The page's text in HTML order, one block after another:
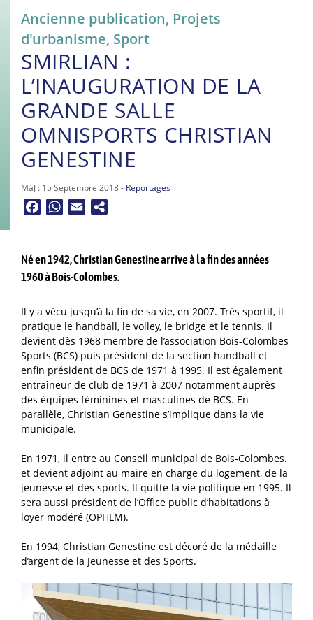
Ancienne publication, Projets
d'urbanisme, Sport
SMIRLIAN :
L’INAUGURATION DE LA
GRANDE SALLE
OMNISPORTS CHRISTIAN
GENESTINE
MàJ : 15 Septembre 2018 - Reportages
FacebookWhatsApp
Email
Né en 1942, Christian Genestine arrive à la fin des années
1960 à Bois-Colombes.
Il y a vécu jusqu’à la fin de sa vie, en 2007. Très sportif, il
pratique le handball, le volley, le bridge et le tennis. Il
devient dès 1968 membre de l’association Bois-Colombes
Sports (BCS) puis président de la section handball et
enfin président de BCS de 1971 à 1995. Il est également
entraîneur de club de 1971 à 2007 notamment auprès
des équipes féminines et masculines de BCS. En
parallèle, Christian Genestine s’implique dans la vie
municipale.
En 1971, il entre au Conseil municipal de Bois-Colombes.
et devient adjoint au maire en charge du logement, de la
jeunesse et des sports. Il quitte la vie politique en 1995. Il
sera aussi président de l’Office public d’habitations à
loyer modéré (OPHLM).
En 1994, Christian Genestine est décoré de la médaille
d’argent de la Jeunesse et des Sports.